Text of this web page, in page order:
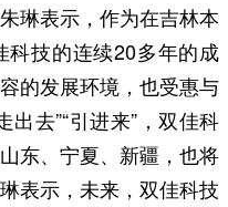
琳表示，作为在吉林本
科技的连续20多年的成
的发展环境，也受惠与
去”“引进来”，双佳科
东、宁夏、新疆，也将
表示，未来，双佳科技